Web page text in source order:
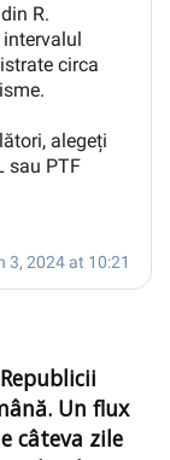
Un flux
câteva zile